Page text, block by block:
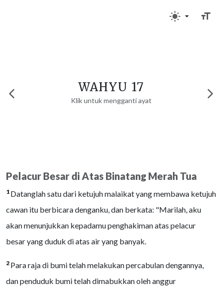
WAHYU 17
Klik untuk mengganti ayat
Pelacur Besar di Atas Binatang Merah Tua
1 Datanglah satu dari ketujuh malaikat yang membawa ketujuh
cawan itu berbicara denganku, dan berkata: "Marilah, aku
akan menunjukkan kepadamu penghakiman atas pelacur
besar yang duduk di atas air yang banyak.
2 Para raja di bumi telah melakukan percabulan dengannya,
dan penduduk bumi telah dimabukkan oleh anggur